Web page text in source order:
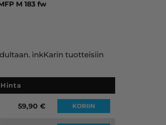
M 183 fw
inkKarin tuotteisiin
Hinta
59,90€ KORIIN